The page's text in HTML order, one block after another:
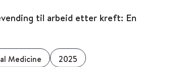
til arbeid etter kreft: En
Medicine 2025